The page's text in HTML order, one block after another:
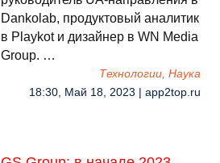
Dankolab, продуктовый аналитик
в Playkot и дизайнер в WN Media
Group. …
Технологии, Наука
18:30, Май 18, 2023 | app2top.ru